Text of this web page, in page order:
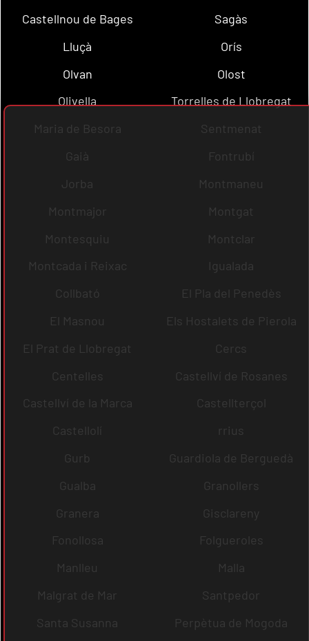
Castellnou de Bages
Sagàs
Lluçà
Orís
Olvan
Olost
Olivella
Torrelles de Llobregat
Maria de Besora
Sentmenat
Gaià
Fontrubí
Jorba
Montmaneu
Montmajor
Montgat
Montesquiu
Montclar
Montcada i Reixac
Igualada
Collbató
El Pla del Penedès
El Masnou
Els Hostalets de Pierola
El Prat de Llobregat
Cercs
Centelles
Castellví de Rosanes
Castellví de la Marca
Castellterçol
Castellolí
rrius
Gurb
Guardiola de Berguedà
Gualba
Granollers
Granera
Gisclareny
Fonollosa
Folgueroles
Manlleu
Malla
Malgrat de Mar
Santpedor
Santa Susanna
Perpètua de Mogoda